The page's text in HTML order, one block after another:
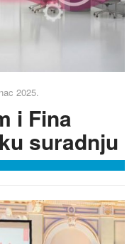
2025.
i Fina
suradnju